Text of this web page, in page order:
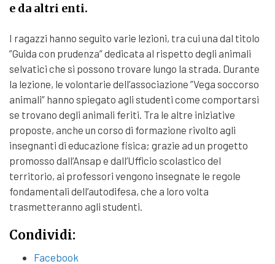
e da altri enti.
I ragazzi hanno seguito varie lezioni, tra cui una dal titolo
”Guida con prudenza” dedicata al rispetto degli animali
selvatici che si possono trovare lungo la strada. Durante
la lezione, le volontarie dell’associazione ”Vega soccorso
animali” hanno spiegato agli studenti come comportarsi
se trovano degli animali feriti. Tra le altre iniziative
proposte, anche un corso di formazione rivolto agli
insegnanti di educazione fisica; grazie ad un progetto
promosso dall’Ansap e dall’Ufficio scolastico del
territorio, ai professori vengono insegnate le regole
fondamentali dell’autodifesa, che a loro volta
trasmetteranno agli studenti.
Condividi:
Facebook